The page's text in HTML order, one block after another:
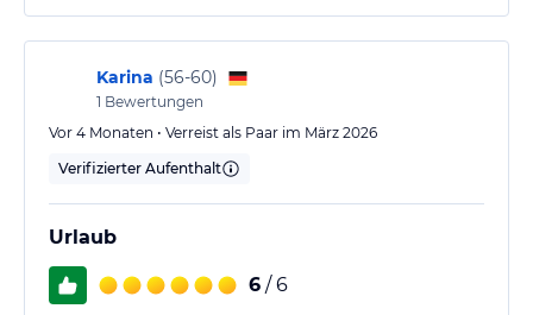
Das Essen hat uns insgesamt gut geschmeckt. Leider
war der Service im Main Dining Room dieses Mal eine
Enttäuschung. Die Mitarbeiter wirkten unaufmerksam,
wir wurden kaum begrüßt und hatten das Gefühl,
eher…
Karina (56-60)
1 Bewertungen
Vor 4 Monaten • Verreist als Paar im März 2026
Verifizierter Aufenthalt
Urlaub
6 / 6